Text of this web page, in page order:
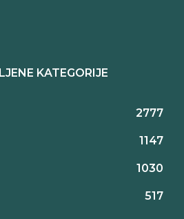
KATEGORIJE
2777
1147
1030
517